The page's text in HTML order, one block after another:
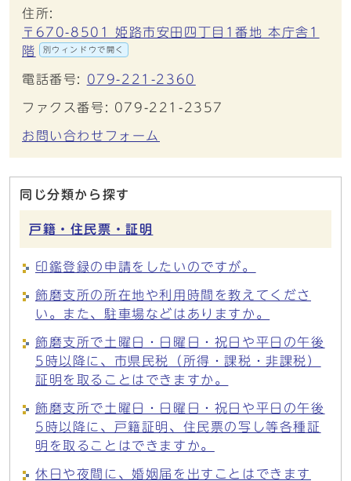
住所:
〒670-8501 姫路市安田四丁目1番地 本庁舎1
階
別ウィンドウで開く
電話番号: 079-221-2360
ファクス番号: 079-221-2357
お問い合わせフォーム
同じ分類から探す
戸籍・住民票・証明
印鑑登録の申請をしたいのですが。
飾磨支所の所在地や利用時間を教えてくださ
い。また、駐車場などはありますか。
飾磨支所で土曜日・日曜日・祝日や平日の午後
5時以降に、市県民税（所得・課税・非課税）
証明を取ることはできますか。
飾磨支所で土曜日・日曜日・祝日や平日の午後
5時以降に、戸籍証明、住民票の写し等各種証
明を取ることはできますか。
休日や夜間に、婚姻届を出すことはできます